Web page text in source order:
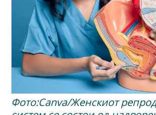
Фото:Canva/Женскиот